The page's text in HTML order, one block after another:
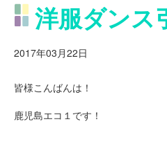
洋服ダンス
2017年03月22日
皆様こんばんは！
鹿児島エコ１です！